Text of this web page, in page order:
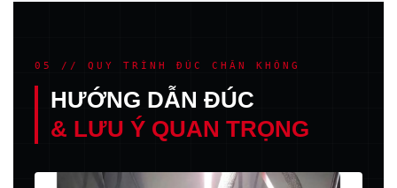
05 // QUY TRÌNH ĐÚC CHÂN KHÔNG
HƯỚNG DẪN ĐÚC
& LƯU Ý QUAN TRỌNG